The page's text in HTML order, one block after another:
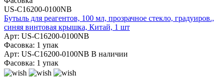
US-C16200-0100NB
Бутыль для реагентов, 100 мл, прозрачное стекло, градуиров.,
синяя винтовая крышка, Китай, 1 шт
Арт: US-C16200-0100NB
Фасовка: 1 упак
Арт: US-C16200-0100NB В наличии
Фасовка: 1 упак